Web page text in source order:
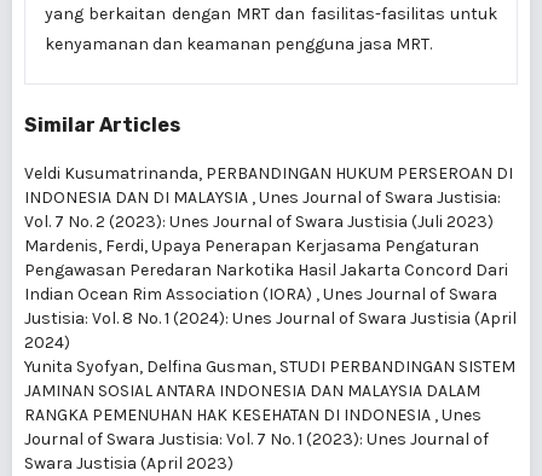
yang berkaitan dengan MRT dan fasilitas-fasilitas untuk
kenyamanan dan keamanan pengguna jasa MRT.
Similar Articles
Veldi Kusumatrinanda, PERBANDINGAN HUKUM PERSEROAN DI
INDONESIA DAN DI MALAYSIA ,Unes Journal of Swara Justisia:
Vol. 7 No. 2 (2023): Unes Journal of Swara Justisia (Juli 2023)
Mardenis, Ferdi,Upaya Penerapan Kerjasama Pengaturan
Pengawasan Peredaran Narkotika Hasil Jakarta Concord Dari
Indian Ocean Rim Association (IORA) ,Unes Journal of Swara
Justisia: Vol. 8 No. 1 (2024): Unes Journal of Swara Justisia (April
2024)
Yunita Syofyan, Delfina Gusman, STUDI PERBANDINGAN SISTEM
JAMINAN SOSIAL ANTARA INDONESIA DAN MALAYSIA DALAM
RANGKA PEMENUHAN HAK KESEHATAN DI INDONESIA ,Unes
Journal of Swara Justisia: Vol. 7 No. 1 (2023): Unes Journal of
Swara Justisia (April 2023)